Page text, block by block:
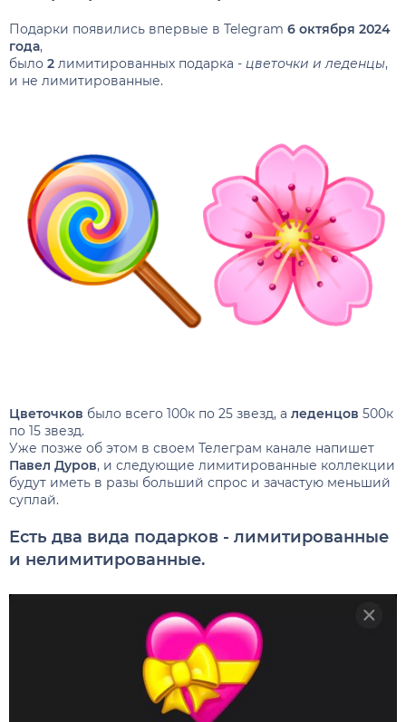
Подарки появились впервые в Telegram 6 октября 2024
года,
было 2 лимитированных подарка - цветочки и леденцы,
и не лимитированные.
Цветочков было всего 100к по 25 звезд, а леденцов 500к
по 15 звезд.
Уже позже об этом в своем Телеграм канале напишет
Павел Дуров, и следующие лимитированные коллекции
будут иметь в разы больший спрос и зачастую меньший
суплай.
Есть два вида подарков - лимитированные
и нелимитированные.